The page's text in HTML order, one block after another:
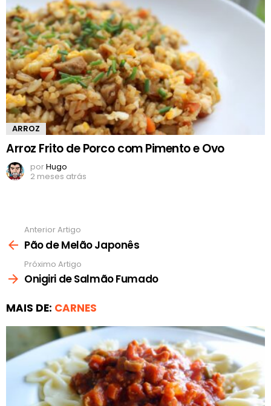
ARROZ
Arroz Frito de Porco com Pimento e Ovo
porHugo
2 meses atrás
mais
Anterior Artigo
Pão de Melão Japonês
Próximo Artigo
Onigiri de Salmão Fumado
MAIS DE: CARNES